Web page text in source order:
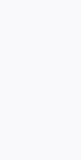
て一般的に
と0%！ゴー
控える今、
」をより実